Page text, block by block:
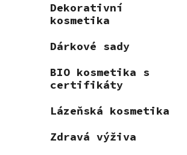
Dekorativní
kosmetika
Dárkové sady
BIO kosmetika s
certifikáty
Lázeňská kosmetika
Zdravá výživa